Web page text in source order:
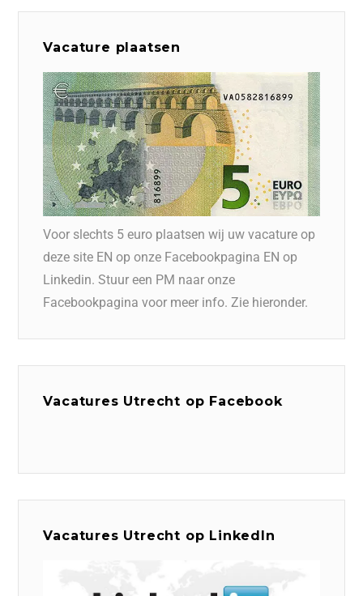
Vacature plaatsen
Voor slechts 5 euro plaatsen wij uw vacature op
deze site EN op onze Facebookpagina EN op
Linkedin. Stuur een PM naar onze
Facebookpagina voor meer info. Zie hieronder.
Vacatures Utrecht op Facebook
Vacatures Utrecht op LinkedIn